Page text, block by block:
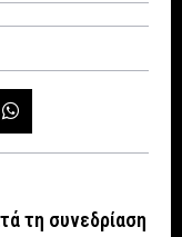
τη συνεδρίαση